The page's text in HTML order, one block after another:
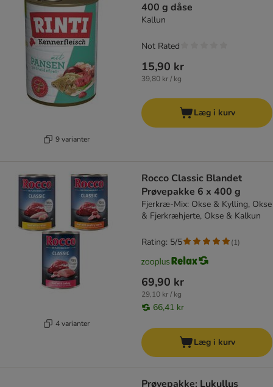
9 varianter
400 g dåse
Kallun
15,90 kr
39,80 kr / kg
Not Rated
Læg i kurv
4 varianter
Rocco Classic Blandet
Prøvepakke 6 x 400 g
Fjerkræ-Mix: Okse & Kylling, Okse
& Fjerkræhjerte, Okse & Kalkun
69,90 kr
29,10 kr / kg
66,41 kr
Rating: 5/5 (1)
Læg i kurv
Prøvepakke: Lukullus